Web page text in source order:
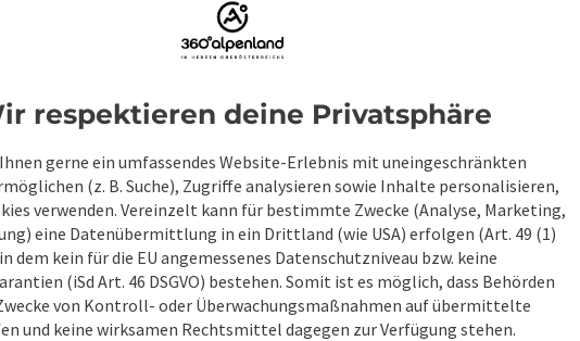
respektieren deine Privatsphäre
gerne ein umfassendes Website-Erlebnis mit uneingeschränkten
(z. B. Suche), Zugriffe analysieren sowie Inhalte personalisieren,
verwenden. Vereinzelt kann für bestimmte Zwecke (Analyse, Marketing,
eine Datenübermittlung in ein Drittland (wie USA) erfolgen (Art. 49 (1)
dem kein für die EU angemessenes Datenschutzniveau bzw. keine
(iSd Art. 46 DSGVO) bestehen. Somit ist es möglich, dass Behörden
von Kontroll- oder Überwachungsmaßnahmen auf übermittelte
und keine wirksamen Rechtsmittel dagegen zur Verfügung stehen.